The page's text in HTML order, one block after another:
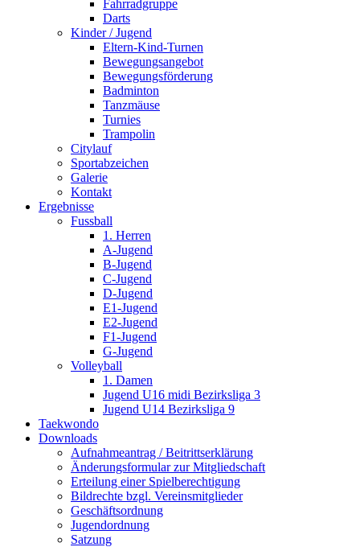
Fahrradgruppe
Darts
Kinder / Jugend
Eltern-Kind-Turnen
Bewegungsangebot
Bewegungsförderung
Badminton
Tanzmäuse
Turnies
Trampolin
Citylauf
Sportabzeichen
Galerie
Kontakt
Ergebnisse
Fussball
1. Herren
A-Jugend
B-Jugend
C-Jugend
D-Jugend
E1-Jugend
E2-Jugend
F1-Jugend
G-Jugend
Volleyball
1. Damen
Jugend U16 midi Bezirksliga 3
Jugend U14 Bezirksliga 9
Taekwondo
Downloads
Aufnahmeantrag / Beitrittserklärung
Änderungsformular zur Mitgliedschaft
Erteilung einer Spielberechtigung
Bildrechte bzgl. Vereinsmitglieder
Geschäftsordnung
Jugendordnung
Satzung